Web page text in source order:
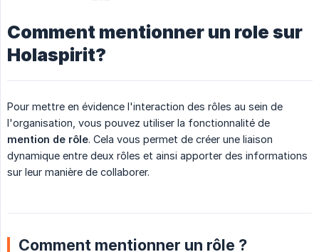
Comment mentionner un role sur
Holaspirit?
Pour mettre en évidence l'interaction des rôles au sein de
l'organisation, vous pouvez utiliser la fonctionnalité de
mention de rôle. Cela vous permet de créer une liaison
dynamique entre deux rôles et ainsi apporter des informations
sur leur manière de collaborer.
Comment mentionner un rôle ?